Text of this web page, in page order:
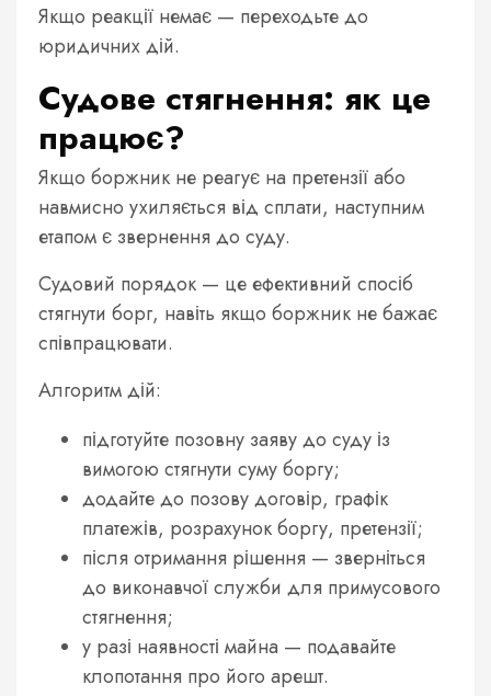
Якщо реакції немає — переходьте до
юридичних дій.
Судове стягнення: як це
працює?
Якщо боржник не реагує на претензії або
навмисно ухиляється від сплати, наступним
етапом є звернення до суду.
Судовий порядок — це ефективний спосіб
стягнути борг, навіть якщо боржник не бажає
співпрацювати.
Алгоритм дій:
підготуйте позовну заяву до суду із
вимогою стягнути суму боргу;
додайте до позову договір, графік
платежів, розрахунок боргу, претензії;
після отримання рішення — зверніться
до виконавчої служби для примусового
стягнення;
у разі наявності майна — подавайте
клопотання про його арешт.